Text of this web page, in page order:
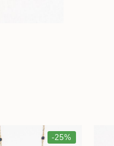
-25%